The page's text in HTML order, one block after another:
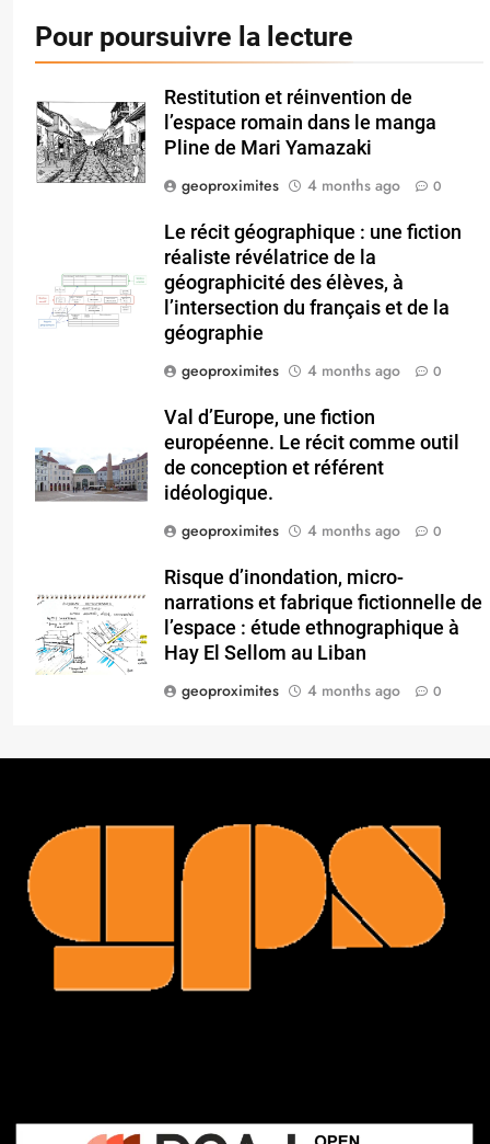
Pour poursuivre la lecture
Restitution et réinvention de
l’espace romain dans le manga
Pline de Mari Yamazaki
geoproximites
4 months ago 0
Le récit géographique : une fiction
réaliste révélatrice de la
géographicité des élèves, à
l’intersection du français et de la
géographie
geoproximites
4 months ago 0
Val d’Europe, une fiction
européenne. Le récit comme outil
de conception et référent
idéologique.
geoproximites
4 months ago 0
Risque d’inondation, micro-
narrations et fabrique fictionnelle de
l’espace : étude ethnographique à
Hay El Sellom au Liban
geoproximites
4 months ago 0